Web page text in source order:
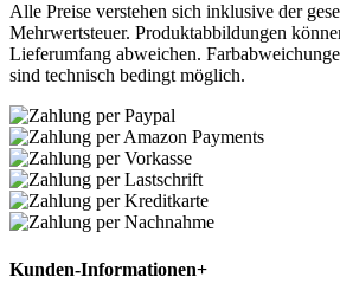
Alle Preise verstehen sich inklusive der
Mehrwertsteuer. Produktabbildungen
Lieferumfang abweichen.
sind technisch bedingt möglich.
Kunden-Informationen+